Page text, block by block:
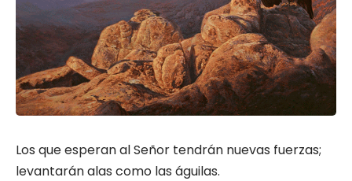
Los que esperan al Señor tendrán nuevas fuerzas;
levantarán alas como las águilas.